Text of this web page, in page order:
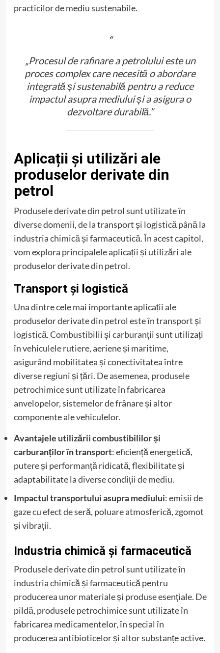
practicilor de mediu sustenabile.
„Procesul de rafinare a petrolului este un
proces complex care necesită o abordare
integrată și sustenabilă pentru a reduce
impactul asupra mediului și a asigura o
dezvoltare durabilă.”
Aplicații și utilizări ale
produselor derivate din
petrol
Produsele derivate din petrol sunt utilizate în
diverse domenii, de la transport și logistică până la
industria chimică și farmaceutică. În acest capitol,
vom explora principalele aplicații și utilizări ale
produselor derivate din petrol.
Transport și logistică
Una dintre cele mai importante aplicații ale
produselor derivate din petrol este în transport și
logistică. Combustibilii și carburanții sunt utilizați
în vehiculele rutiere, aeriene și maritime,
asigurând mobilitatea și conectivitatea între
diverse regiuni și țări. De asemenea, produsele
petrochimice sunt utilizate în fabricarea
anvelopelor, sistemelor de frânare și altor
componente ale vehiculelor.
Avantajele utilizării combustibililor și
carburanților în transport: eficiență energetică,
putere și performanță ridicată, flexibilitate și
adaptabilitate la diverse condiții de mediu.
Impactul transportului asupra mediului: emisii de
gaze cu efect de seră, poluare atmosferică, zgomot
și vibrații.
Industria chimică și farmaceutică
Produsele derivate din petrol sunt utilizate în
industria chimică și farmaceutică pentru
producerea unor materiale și produse esențiale. De
pildă, produsele petrochimice sunt utilizate în
fabricarea medicamentelor, în special în
producerea antibioticelor și altor substanțe active.